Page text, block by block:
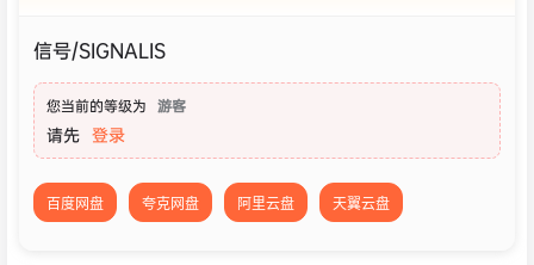
信号/SIGNALIS
您当前的等级为 游客
请先 登录
百度网盘 夸克网盘 阿里云盘 天翼云盘